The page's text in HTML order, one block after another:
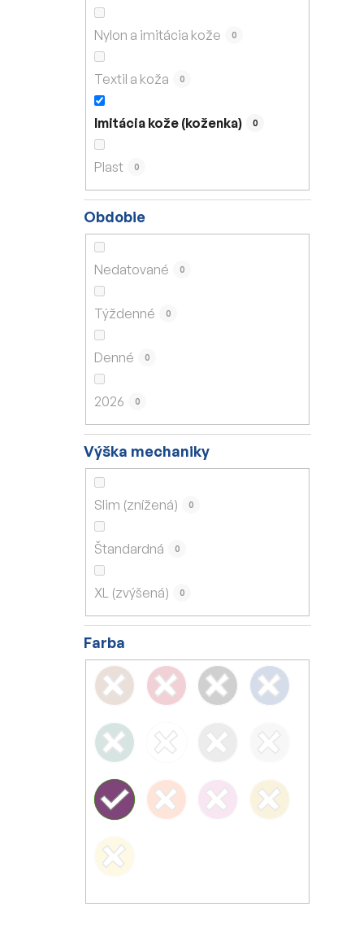
Nylon a imitácia kože 0
Textil a koža 0
Imitácia kože (koženka) 0
Plast 0
Obdobie
Nedatované 0
Týždenné 0
Denné 0
2026 0
Výška mechaniky
Slim (znížená) 0
Štandardná 0
XL (zvýšená) 0
Farba